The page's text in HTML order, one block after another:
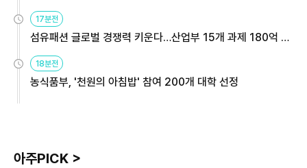
용해야
17분전
섬유패션 글로벌 경쟁력 키운다…산업부 15개 과제 180억 지
원
18분전
농식품부, '천원의 아침밥' 참여 200개 대학 선정
아주PICK >